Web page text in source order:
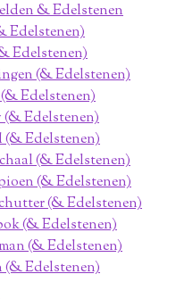
& Edelstenen
Edelstenen)
Edelstenen)
(& Edelstenen)
Edelstenen)
Edelstenen)
(& Edelstenen)
(& Edelstenen)
(& Edelstenen)
(& Edelstenen)
(& Edelstenen)
(& Edelstenen)
(& Edelstenen)